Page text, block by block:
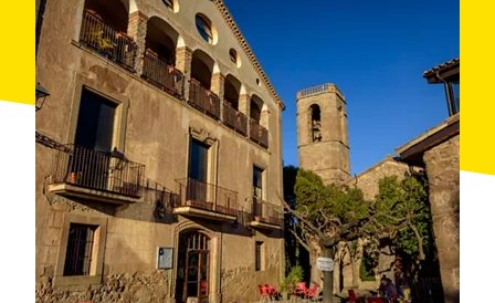
10 à 19 personnes ou par chambre double
petit-déjeuner inclus et possibilité de demi-
pension ou pension complète.